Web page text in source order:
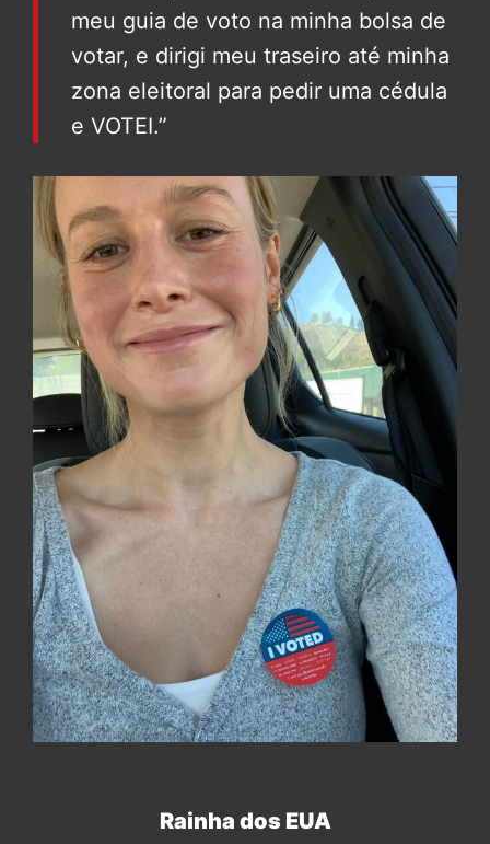
meu guia de voto na minha bolsa de
votar, e dirigi meu traseiro até minha
zona eleitoral para pedir uma cédula
e VOTEI.”
Rainha dos EUA